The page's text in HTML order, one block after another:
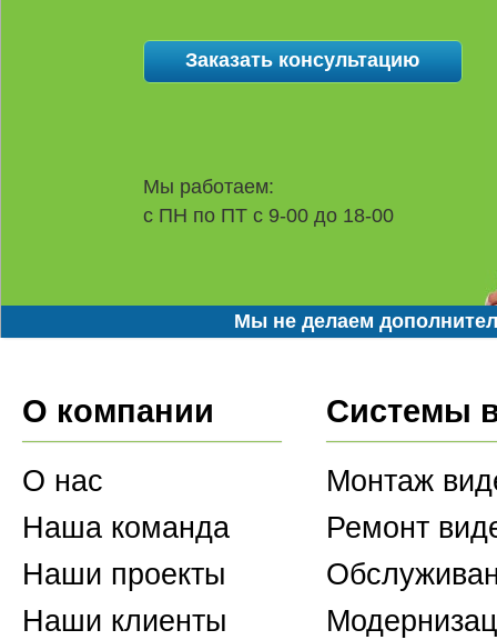
Мы работаем:
с ПН по ПТ с 9-00 до 18-00
Мы не делаем
О компании
О нас
Наша команда
Наши проекты
Наши клиенты
Системы
Монтаж
Ремонт